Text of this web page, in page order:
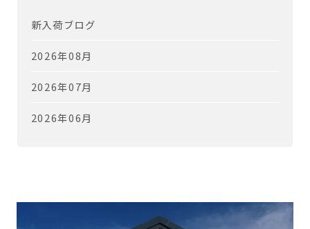
新入荷ブログ
2026年08月
2026年07月
2026年06月